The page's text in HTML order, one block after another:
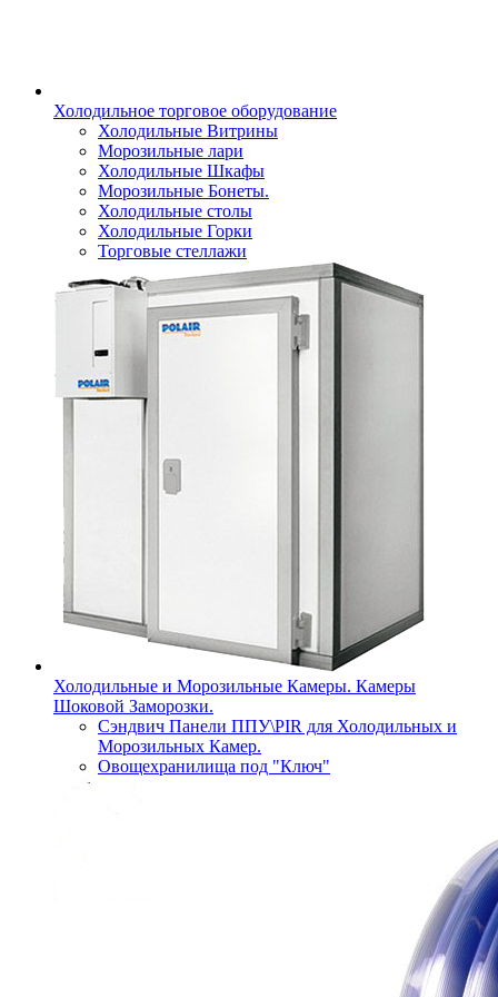
Холодильное торговое оборудование
Холодильные Витрины
Морозильные лари
Холодильные Шкафы
Морозильные Бонеты.
Холодильные столы
Холодильные Горки
Торговые стеллажи
Холодильные и Морозильные Камеры. Камеры
Шоковой Заморозки.
Сэндвич Панели ППУ\PIR для Холодильных и
Морозильных Камер.
Овощехранилища под "Ключ"